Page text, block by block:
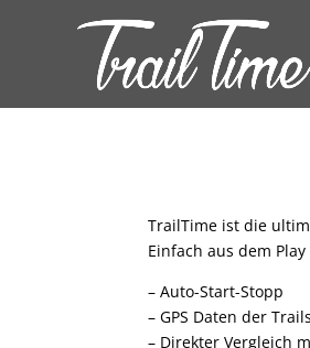
TrailTime ist die
Einfach aus dem
– Auto-Start-Stopp
– GPS Daten der
– Direkter Vergleich